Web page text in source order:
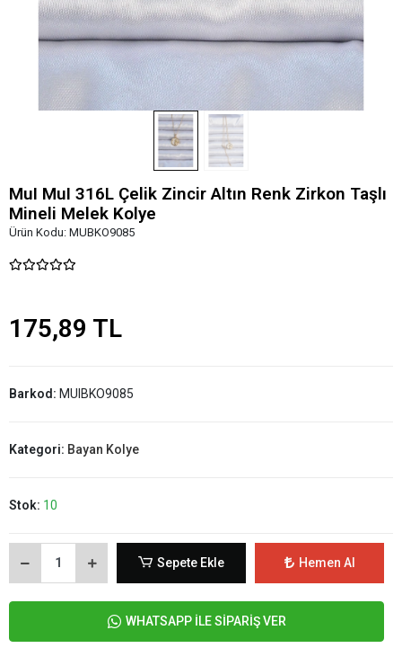
MuI MuI 316L Çelik Zincir Altın Renk Zirkon Taşlı
Mineli Melek Kolye
Ürün Kodu: MUBKO9085
175,89 TL
Barkod: MUIBKO9085
Kategori: Bayan Kolye
Stok: 10
Sepete Ekle Hemen Al
WHATSAPP İLE SİPARİŞ VER